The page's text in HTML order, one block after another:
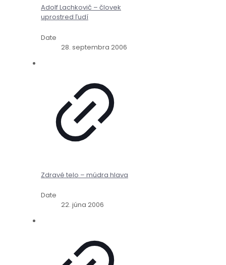
Adolf Lachkovič – človek
uprostred ľudí
Date
28. septembra 2006
Zdravé telo – múdra hlava
Date
22. júna 2006